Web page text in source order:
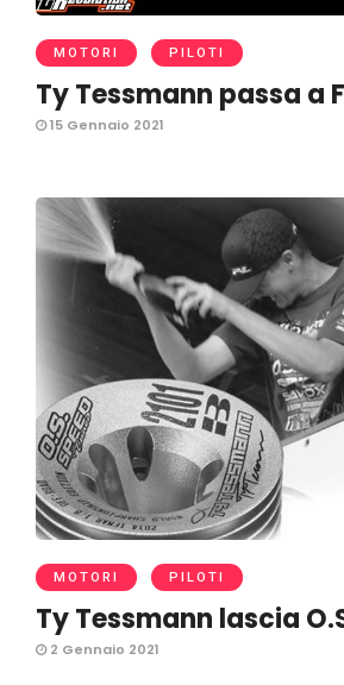
MOTORI PILOTI
Ty Tessmann passa a
15 Gennaio 2021
MOTORI PILOTI
Ty Tessmann lascia
2 Gennaio 2021